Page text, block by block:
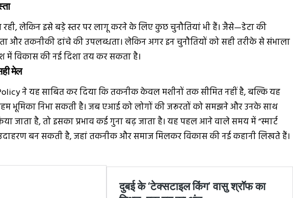
लेकिन इसे बड़े स्तर पर लागू करने के लिए कुछ चुनौतियां भी हैं। जैसे—डेटा की
और तकनीकी ढांचे की उपलब्धता। लेकिन अगर इन चुनौतियों को सही तरीके से संभाला
में विकास की नई दिशा तय कर सकता है।
मेल
ने यह साबित कर दिया कि तकनीक केवल मशीनों तक सीमित नहीं है, बल्कि यह
भूमिका निभा सकती है। जब एआई को लोगों की जरूरतों को समझने और उनके साथ
जाता है, तो इसका प्रभाव कई गुना बढ़ जाता है। यह पहल आने वाले समय में “स्मार्ट
बन सकती है, जहां तकनीक और समाज मिलकर विकास की नई कहानी लिखते हैं।